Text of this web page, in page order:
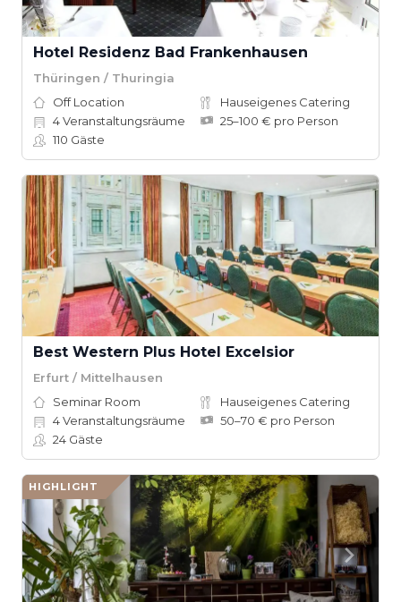
Hotel Residenz Bad Frankenhausen
Thüringen / Thuringia
Off Location
Hauseigenes Catering
4Veranstaltungsräume
25–100 € pro Person
110 Gäste
Best Western Plus Hotel Excelsior
Erfurt / Mittelhausen
Seminar Room
Hauseigenes Catering
4Veranstaltungsräume
50–70 € pro Person
24 Gäste
HIGHLIGHT